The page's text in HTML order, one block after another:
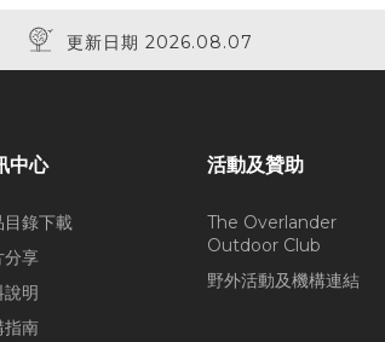
更新日期 2026.08.07
中心
目錄下載
分享
說明
指南
活動及贊助
The Overlander
Outdoor Club
野外活動及機構連結